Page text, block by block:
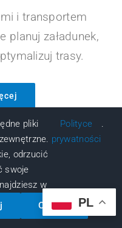
i transportem
planuj załadunek,
trasy.
PL
pliki
odrzucić
swoje
w
Polityce
prywatności
.
Odrzuć